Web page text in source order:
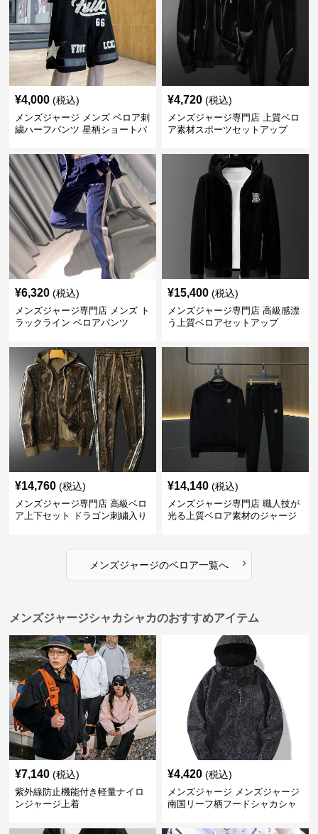
¥4,000 (税込)
メンズジャージ メンズ ベロア刺
繍ハーフパンツ 星柄ショートパ
¥4,720 (税込)
メンズジャージ専門店 上質ベロ
ア素材スポーツセットアップ
¥6,320 (税込)
メンズジャージ専門店 メンズ ト
ラックライン ベロアパンツ
¥15,400 (税込)
メンズジャージ専門店 高級感漂
う上質ベロアセットアップ
¥14,760 (税込)
メンズジャージ専門店 高級ベロ
ア上下セット ドラゴン刺繍入り
¥14,140 (税込)
メンズジャージ専門店 職人技が
光る上質ベロア素材のジャージ
メンズジャージのベロア一覧へ ›
メンズジャージシャカシャカのおすすめアイテム
¥7,140 (税込)
紫外線防止機能付き軽量ナイロ
ンジャージ上着
¥4,420 (税込)
メンズジャージ メンズジャージ
南国リーフ柄フードシャカシャ